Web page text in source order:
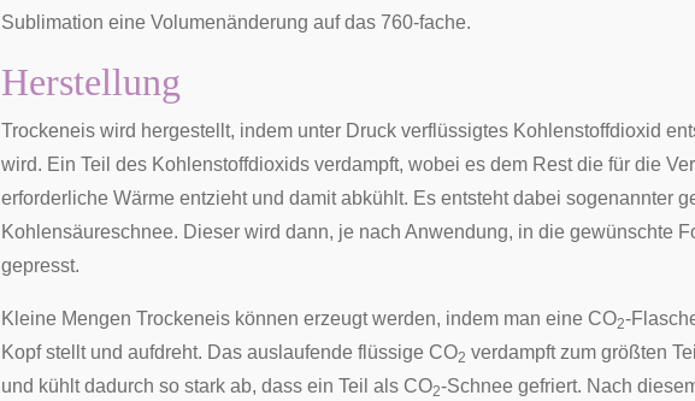
Sublimation eine Volumenänderung auf das 760-fache.
Herstellung
Trockeneis wird hergestellt, indem unter Druck verflüssigtes Kohlenstoffdioxid
wird. Ein Teil des Kohlenstoffdioxids verdampft, wobei es dem Rest die für die
erforderliche Wärme entzieht und damit abkühlt. Es entsteht dabei sogenannter
Kohlensäureschnee. Dieser wird dann, je nach Anwendung, in die gewünschte
gepresst.
Kleine Mengen Trockeneis können erzeugt werden, indem man eine CO2-
Kopf stellt und aufdreht. Das auslaufende flüssige CO2 verdampft zum größten
und kühlt dadurch so stark ab, dass ein Teil als CO2-Schnee gefriert. Nach